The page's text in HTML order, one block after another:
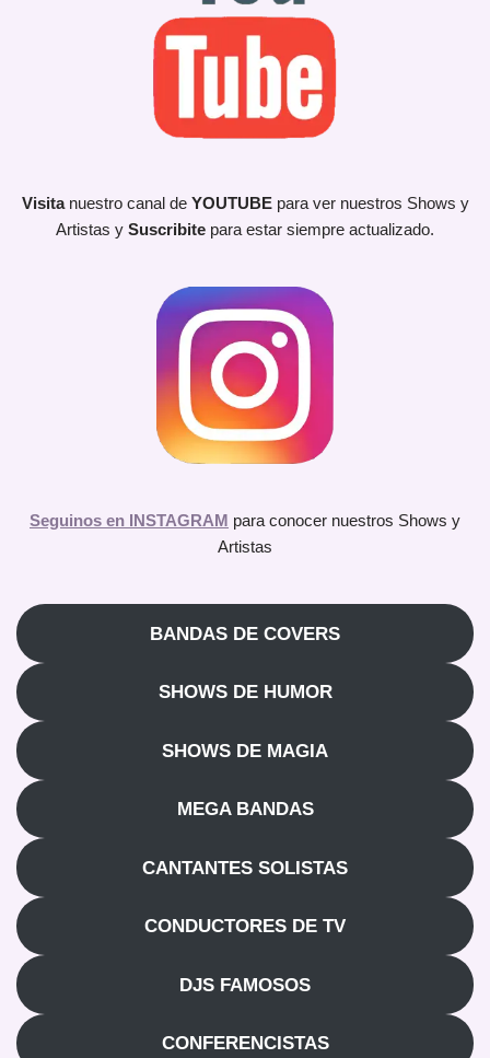
Visita nuestro canal de YOUTUBEpara ver nuestros Shows y
Artistas y Suscribite para estar siempre actualizado.
Seguinos en INSTAGRAM para conocer nuestros Shows y
Artistas
BANDAS DE COVERS
SHOWS DE HUMOR
SHOWS DE MAGIA
MEGA BANDAS
CANTANTES SOLISTAS
CONDUCTORES DE TV
DJS FAMOSOS
CONFERENCISTAS